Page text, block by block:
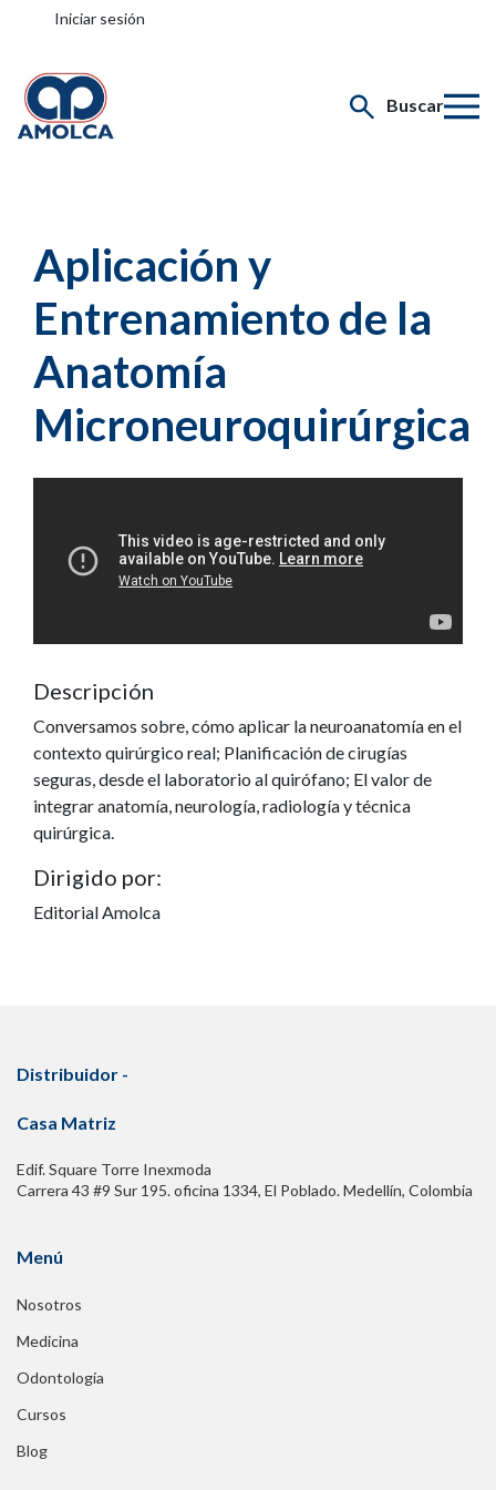
Iniciar sesión
Buscar
Aplicación y
Entrenamiento de la
Anatomía
Microneuroquirúrgica
Descripción
Conversamos sobre, cómo aplicar la neuroanatomía en el
contexto quirúrgico real; Planificación de cirugías
seguras, desde el laboratorio al quirófano; El valor de
integrar anatomía, neurología, radiología y técnica
quirúrgica.
Dirigido por:
Editorial Amolca
Distribuidor -
Casa Matriz
Edif. Square Torre Inexmoda
Carrera 43 #9 Sur 195. oficina 1334, El Poblado. Medellín, Colombia
Menú
Nosotros
Medicina
Odontología
Cursos
Blog